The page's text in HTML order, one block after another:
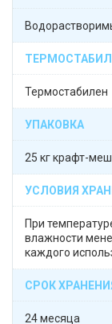
Термостабилен
УПАКОВКА
25 кг крафт-
УСЛОВИЯ
При
влажности
каждого
СРОК
24 месяца